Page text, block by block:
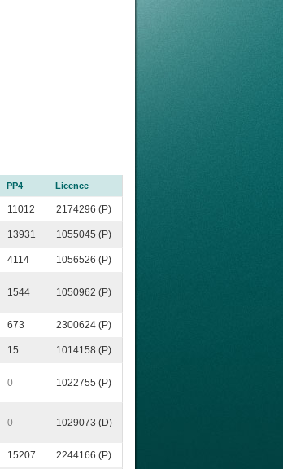
PP4 Licence
11012 2174296 (P)
13931 1055045 (P)
4114 1056526 (P)
1544 1050962 (P)
673 2300624 (P)
15 1014158 (P)
0 1022755 (P)
0 1029073 (D)
15207 2244166 (P)